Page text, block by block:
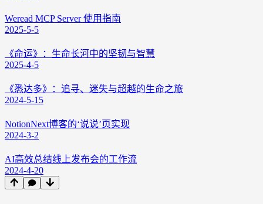
Weread MCP Server 使用指南
2025-5-5
《命运》：生命长河中的坚韧与智慧
2025-4-5
《悉达多》：追寻、迷失与超越的生命之旅
2024-5-15
NotionNext博客的‘说说’页实现
2024-3-2
AI高效总结线上发布会的工作流
2024-4-20